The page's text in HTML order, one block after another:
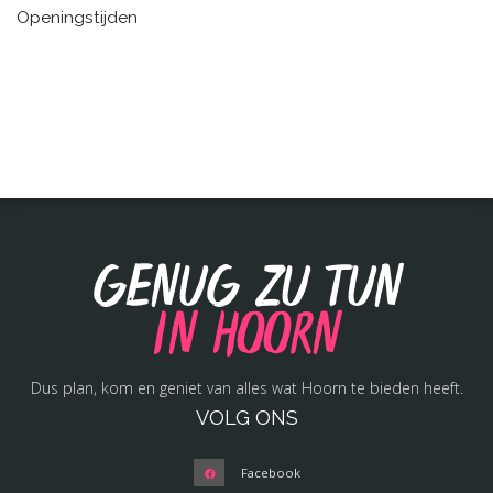
Openingstijden
Genug zu tun
in Hoorn
Dus plan, kom en geniet van alles wat Hoorn te bieden heeft.
VOLG ONS
Facebook